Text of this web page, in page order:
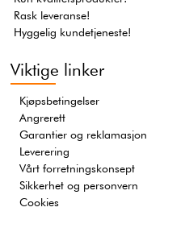
Rask leveranse!
Hyggelig kundetjeneste!
Viktige linker
Kjøpsbetingelser
Angrerett
Garantier og reklamasjon
Leverering
Vårt forretningskonsept
Sikkerhet og personvern
Cookies